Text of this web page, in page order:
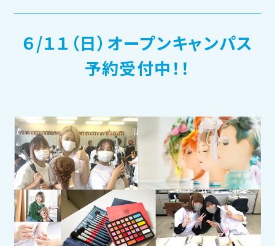
オープンキャンパス・個別相談
訪問者別メニュー
TOHOブログ
６/１１（日）オープンキャンパス
予約受付中！！